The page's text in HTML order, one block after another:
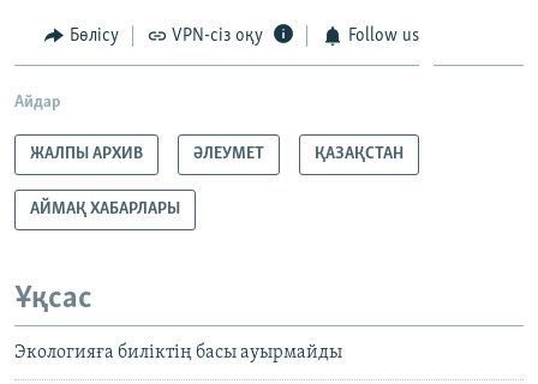
Бөлісу VPN-сіз оқу Follow us
Айдар
ЖАЛПЫ АРХИВ ӘЛЕУМЕТ ҚАЗАҚСТАН
АЙМАҚ ХАБАРЛАРЫ
Ұқсас
Экологияға биліктің басы ауырмайды